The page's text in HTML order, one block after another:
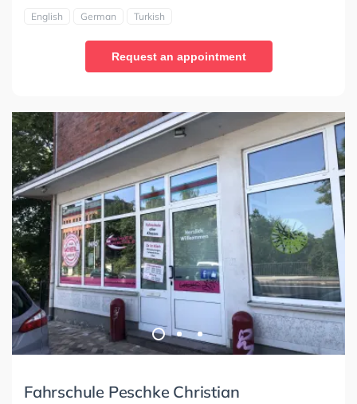
English German Turkish
Request an appointment
Fahrschule Peschke Christian